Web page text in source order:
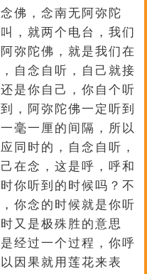
佛，念南无阿弥陀
，就两个电台，我们
弥陀佛，就是我们在
自念自听，自己就接
是你自己，你自个听
，阿弥陀佛一定听到
毫一厘的间隔，所以
同时的，自念自听，
在念，这是呼，呼和
你听到的时候吗？不
你念的时候就是你听
又是极殊胜的意思
经过一个过程，你呼
因果就用莲花来表